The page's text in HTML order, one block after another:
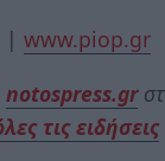
| www.piop.gr
notospress.gr
τις ειδήσεις